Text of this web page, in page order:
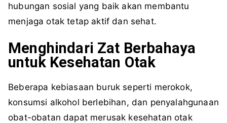
hubungan sosial yang baik akan membantu
menjaga otak tetap aktif dan sehat.
Menghindari Zat Berbahaya
untuk Kesehatan Otak
Beberapa kebiasaan buruk seperti merokok,
konsumsi alkohol berlebihan, dan penyalahgunaan
obat-obatan dapat merusak kesehatan otak